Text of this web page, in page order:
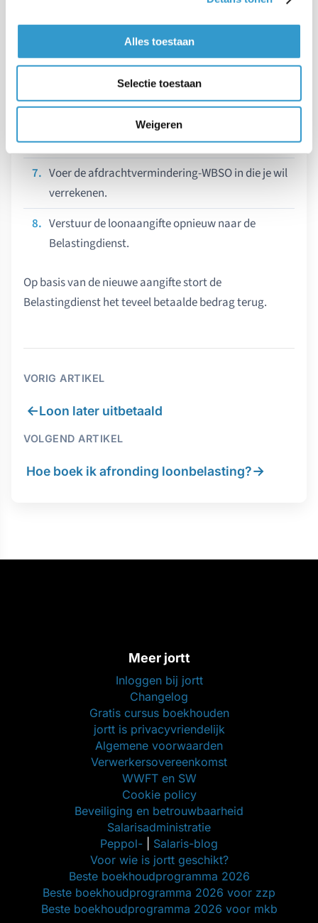
Alles toestaan
Selectie toestaan
Weigeren
heropend.
te sluiten.
Klik bij stap 4, Dien de aangifte loonheffingen in bij
de Belastingdienst, op Verstuur
Toon afdracht-vermindering en vermeerdering .
Voer de afdrachtvermindering-WBSO in die je wil
verrekenen.
Verstuur de loonaangifte opnieuw naar de
Belastingdienst.
Op basis van de nieuwe aangifte stort de
Belastingdienst het teveel betaalde bedrag terug.
VORIG ARTIKEL
←Loon later uitbetaald
VOLGEND ARTIKEL
Hoe boek ik afronding loonbelasting?→
Meer jortt
Inloggen bij jortt
Changelog
Gratis cursus boekhouden
jortt is privacyvriendelijk
Algemene voorwaarden
Verwerkersovereenkomst
WWFT en SW
Cookie policy
Beveiliging en betrouwbaarheid
Salarisadministratie
Peppol-
Salaris-blog
Voor wie is jortt geschikt?
Beste boekhoudprogramma 2026
Beste boekhoudprogramma 2026 voor zzp
Beste boekhoudprogramma 2026 voor mkb